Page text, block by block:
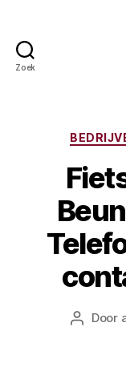
Zoek
Door